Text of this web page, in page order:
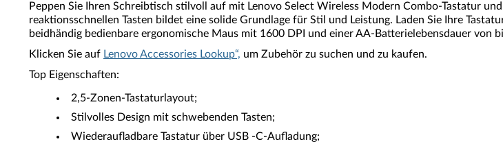
Peppen Sie Ihren Schreibtisch stilvoll auf mit Lenovo Select Wireless Modern Combo-Tastatur
reaktionsschnellen Tasten bildet eine solide Grundlage für Stil und Leistung. Laden Sie Ihre
beidhändig bedienbare ergonomische Maus mit 1600 DPI und einer AA-Batterielebensdauer von
Klicken Sie auf Lenovo Accessories Lookup“, um Zubehör zu suchen und zu kaufen.
Top Eigenschaften:
2,5-Zonen-Tastaturlayout;
Stilvolles Design mit schwebenden Tasten;
Wiederaufladbare Tastatur über USB -C-Aufladung;